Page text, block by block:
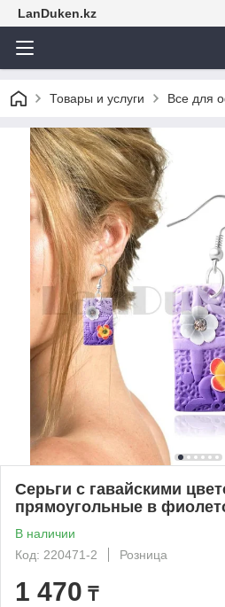
LanDuken.kz
Товары и услуги Все для
Серьги с гавайскими
прямоугольные в
В наличии
Код: 220471-2
Розница
1 470 ₸